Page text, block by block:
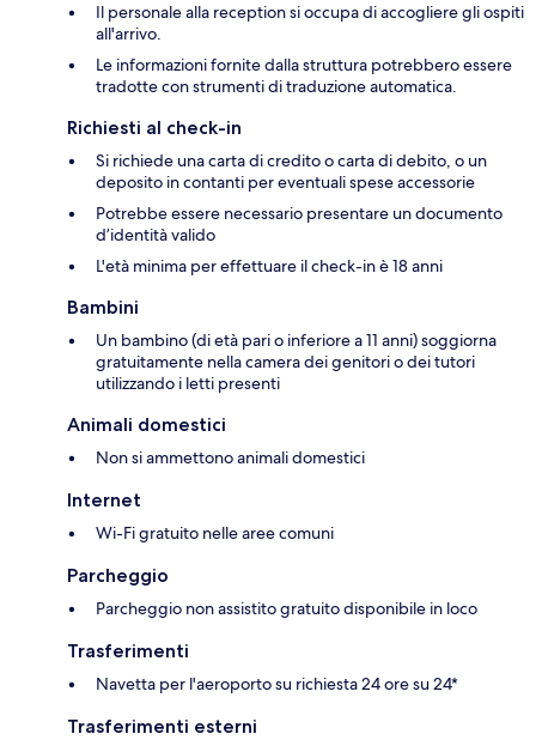
Il personale alla reception si occupa di accogliere gli ospiti
all'arrivo.
Le informazioni fornite dalla struttura potrebbero essere
tradotte con strumenti di traduzione automatica.
Richiesti al check-in
Si richiede una carta di credito o carta di debito, o un
deposito in contanti per eventuali spese accessorie
Potrebbe essere necessario presentare un documento
d’identità valido
L'età minima per effettuare il check-in è 18 anni
Bambini
Un bambino (di età pari o inferiore a 11 anni) soggiorna
gratuitamente nella camera dei genitori o dei tutori
utilizzando i letti presenti
Animali domestici
Non si ammettono animali domestici
Internet
Wi-Fi gratuito nelle aree comuni
Parcheggio
Parcheggio non assistito gratuito disponibile in loco
Trasferimenti
Navetta per l'aeroporto su richiesta 24 ore su 24*
Trasferimenti esterni